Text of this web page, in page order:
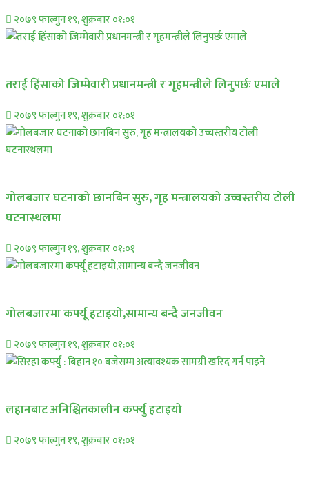
२०७९ फाल्गुन १९, शुक्रबार ०१:०१
तराई हिंसाको जिम्मेवारी प्रधानमन्त्री र गृहमन्त्रीले लिनुपर्छः एमाले
२०७९ फाल्गुन १९, शुक्रबार ०१:०१
गोलबजार घटनाको छानबिन सुरु, गृह मन्त्रालयको उच्चस्तरीय टोली
घटनास्थलमा
२०७९ फाल्गुन १९, शुक्रबार ०१:०१
गोलबजारमा कर्फ्यू हटाइयो,सामान्य बन्दै जनजीवन
२०७९ फाल्गुन १९, शुक्रबार ०१:०१
लहानबाट अनिश्चितकालीन कर्फ्यु हटाइयो
२०७९ फाल्गुन १९, शुक्रबार ०१:०१